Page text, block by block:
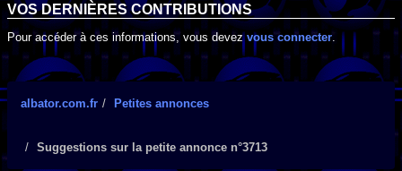
VOS DERNIÈRES CONTRIBUTIONS
Pour accéder à ces informations, vous devezvous connecter.
albator.com.fr Petites annonces
Suggestions sur la petite annonce n°3713